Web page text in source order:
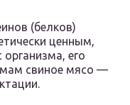
(белков)
ценным,
его
свиное мясо —